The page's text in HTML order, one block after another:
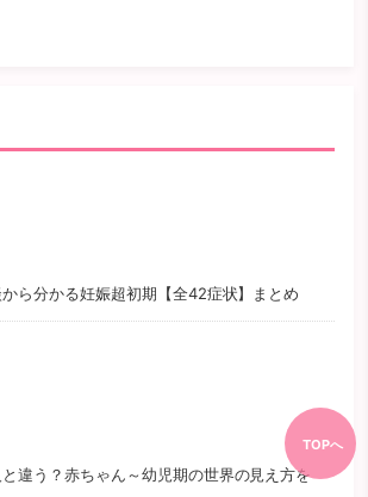
ら分かる妊娠超初期【全42症状】まとめ
違う？赤ちゃん～幼児期の世界の見え方を
TOPへ